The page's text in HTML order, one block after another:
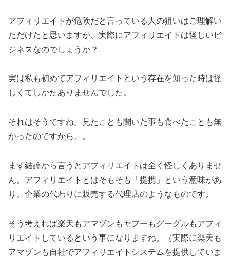
アフィリエイトが危険だと言っている人の狙いはご理解い
ただけたと思いますが、実際にアフィリエイトは怪しいビ
ジネスなのでしょうか？
実は私も初めてアフィリエイトという存在を知った時は怪
しくてしかたありませんでした。
それはそうですね。見たことも聞いた事も食べたことも無
かったのですから。。
まず結論から言うとアフィリエイトは全く怪しくありませ
ん。アフィリエイトとはそもそも「提携」という意味があ
り、企業の代わりに販売する代理店のようなものです。
そう考えれば楽天もアマゾンもヤフーもグーグルもアフィ
リエイトしているという事になりますね。（実際に楽天も
アマゾンも自社でアフィリエイトシステムを提供していま